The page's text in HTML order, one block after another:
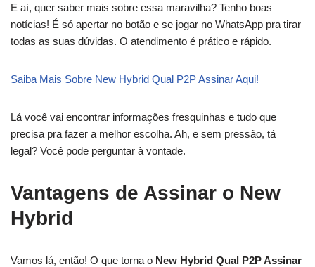
E aí, quer saber mais sobre essa maravilha? Tenho boas
notícias! É só apertar no botão e se jogar no WhatsApp pra tirar
todas as suas dúvidas. O atendimento é prático e rápido.
Saiba Mais Sobre New Hybrid Qual P2P Assinar Aqui!
Lá você vai encontrar informações fresquinhas e tudo que
precisa pra fazer a melhor escolha. Ah, e sem pressão, tá
legal? Você pode perguntar à vontade.
Vantagens de Assinar o New
Hybrid
Vamos lá, então! O que torna o New Hybrid Qual P2P Assinar